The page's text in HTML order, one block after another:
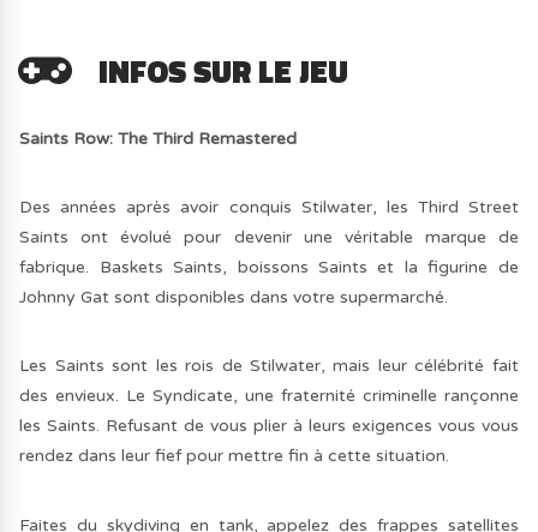
INFOS SUR LE JEU
Saints Row: The Third Remastered
Des années après avoir conquis Stilwater, les Third Street
Saints ont évolué pour devenir une véritable marque de
fabrique. Baskets Saints, boissons Saints et la figurine de
Johnny Gat sont disponibles dans votre supermarché.
Les Saints sont les rois de Stilwater, mais leur célébrité fait
des envieux. Le Syndicate, une fraternité criminelle rançonne
les Saints. Refusant de vous plier à leurs exigences vous vous
rendez dans leur fief pour mettre fin à cette situation.
Faites du skydiving en tank, appelez des frappes satellites